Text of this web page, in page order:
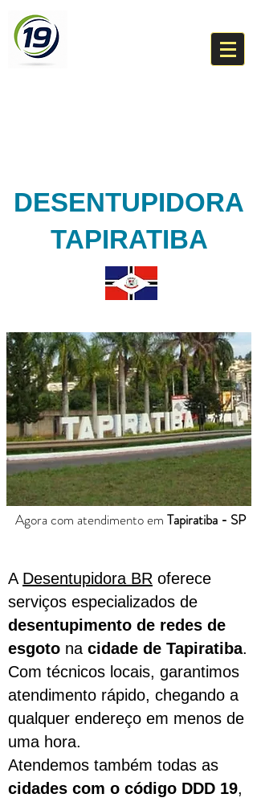
DESENTUPIDORA
TAPIRATIBA
Agora com atendimento em Tapiratiba - SP
A Desentupidora BR oferece
serviços especializados de
desentupimento de redes de
esgoto na cidade de Tapiratiba.
Com técnicos locais, garantimos
atendimento rápido, chegando a
qualquer endereço em menos de
uma hora.
Atendemos também todas as
cidades com o código DDD 19,